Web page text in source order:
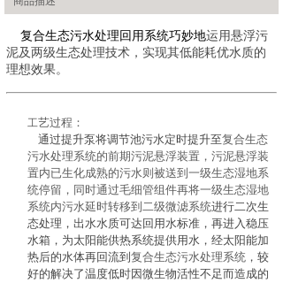
复合生态污水处理回用系统巧妙地运用悬浮污
泥及两级生态处理技术，实现其低能耗优水质的
理想效果。
工艺过程：
通过提升泵将调节池污水定时提升至复合生态
污水处理系统的前期污泥悬浮装置，污泥悬浮装
置内已生化成熟的污水则被送到一级生态湿地系
统停留，同时通过毛细管组件再将一级生态湿地
系统内污水延时转移到二级微滤系统进行二次生
态处理，出水水质可达回用水标准，再进入稳压
水箱，为太阳能供热系统提供用水，经太阳能加
热后的水体再回流到 复合生态污水处理系统 ，较
好的解决了温度低时因微生物活性不足而造成的